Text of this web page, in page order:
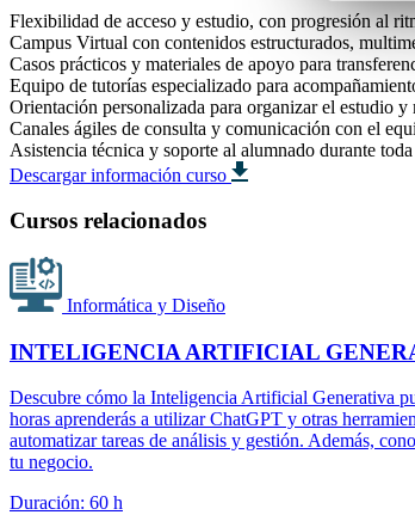
Flexibilidad de acceso y estudio, con progresión al
Campus Virtual con contenidos estructurados,
Casos prácticos y materiales de apoyo para
Equipo de tutorías especializado para
Orientación personalizada para organizar el estudio
Canales ágiles de consulta y comunicación con el
Asistencia técnica y soporte al alumnado durante
Descargar información curso
Cursos relacionados
Informática y Diseño
INTELIGENCIA ARTIFICIAL
Descubre cómo la Inteligencia Artificial Generativa
horas aprenderás a utilizar ChatGPT y otras
automatizar tareas de análisis y gestión. Además,
tu negocio.
Duración: 60 h